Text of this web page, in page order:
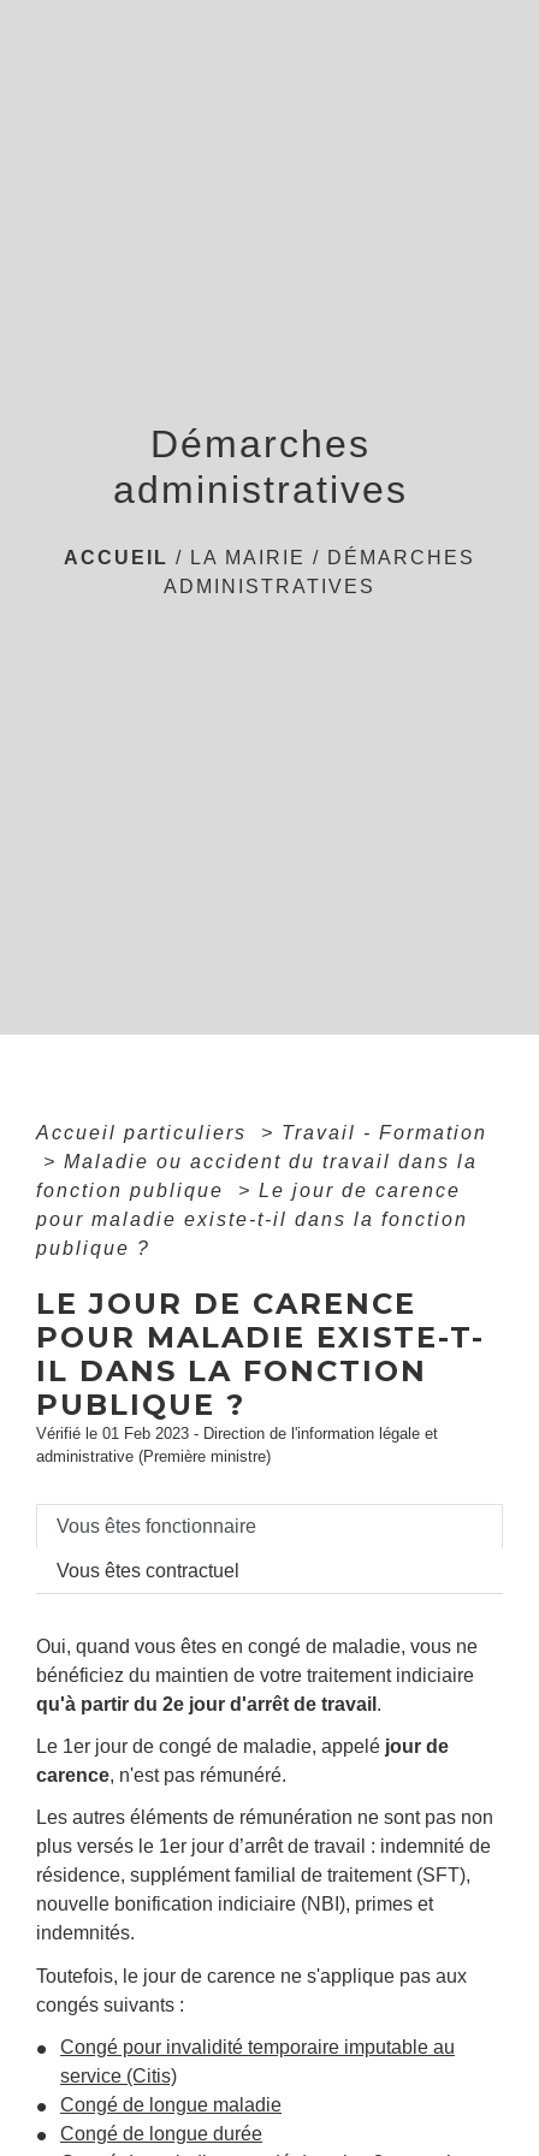
Démarches
administratives
ACCUEIL / LA MAIRIE / DÉMARCHES
ADMINISTRATIVES
Accueil particuliers > Travail - Formation
> Maladie ou accident du travail dans la
fonction publique
> Le jour de carence
pour maladie existe-t-il dans la fonction
publique ?
LE JOUR DE CARENCE
POUR MALADIE EXISTE-T-
IL DANS LA FONCTION
PUBLIQUE ?
Vérifié le 01 Feb 2023 - Direction de l'information légale et
administrative (Première ministre)
Vous êtes fonctionnaire
Vous êtes contractuel
Oui, quand vous êtes en congé de maladie, vous ne
bénéficiez du maintien de votre traitement indiciaire
qu'à partir du 2e jour d'arrêt de travail .
Le 1er jour de congé de maladie, appelé jour de
carence, n'est pas rémunéré.
Les autres éléments de rémunération ne sont pas non
plus versés le 1er jour d’arrêt de travail : indemnité de
résidence, supplément familial de traitement (SFT),
nouvelle bonification indiciaire (NBI), primes et
indemnités.
Toutefois, le jour de carence ne s'applique pas aux
congés suivants :
Congé pour invalidité temporaire imputable au
service (Citis)
Congé de longue maladie
Congé de longue durée